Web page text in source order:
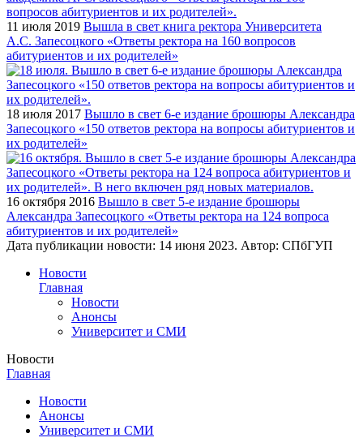
11 июля 2019 Вышла в свет книга ректора Университета
А.С. Запесоцкого «Ответы ректора на 160 вопросов
абитуриентов и их родителей»
18 июля 2017 Вышло в свет 6-е издание брошюры Александра
Запесоцкого «150 ответов ректора на вопросы абитуриентов и
их родителей»
16 октября 2016 Вышло в свет 5-е издание брошюры
Александра Запесоцкого «Ответы ректора на 124 вопроса
абитуриентов и их родителей»
Дата публикации новости: 14 июня 2023. Автор: СПбГУП
Новости
Главная
Новости
Анонсы
Университет и СМИ
Новости
Главная
Новости
Анонсы
Университет и СМИ